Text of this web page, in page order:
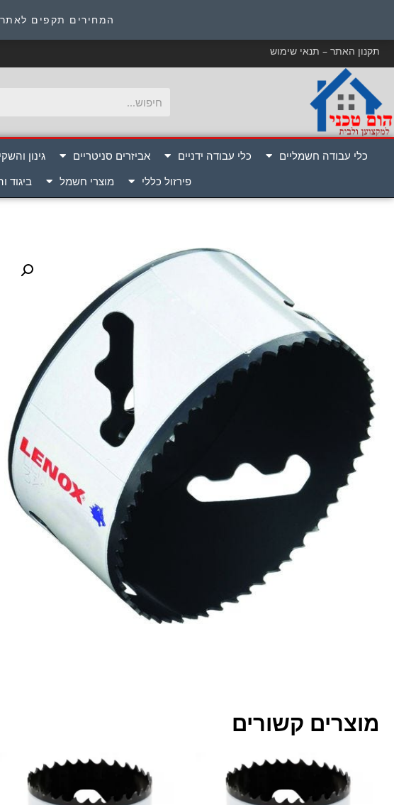
המחירים תקפים לאתר
כתובת : היוזמים 9 אור יהודה שירות לקוחות
תקנון האתר – תנאי שימוש
כלי עבודה חשמליים כלי עבודה ידניים אביזרים סניטריים גינון
פירזול כללי
מוצרי חשמל ביגוד
מוצרים קשורים